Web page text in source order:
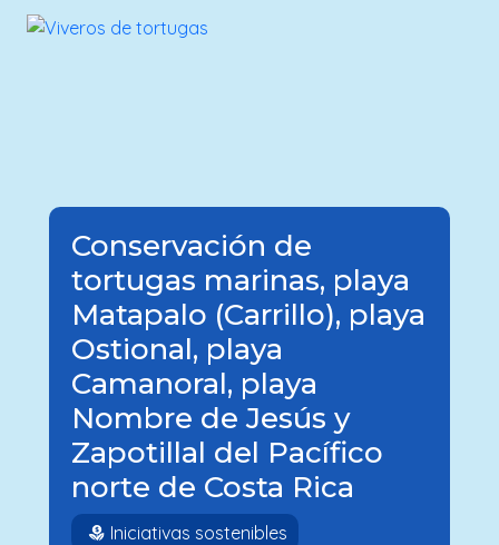
Conservación de
tortugas marinas, playa
Matapalo (Carrillo), playa
Ostional, playa
Camanoral, playa
Nombre de Jesús y
Zapotillal del Pacífico
norte de Costa Rica
Iniciativas sostenibles